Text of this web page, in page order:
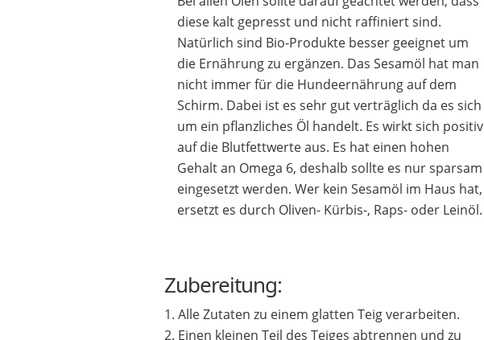
diese kalt gepresst und nicht raffiniert sind.
Natürlich sind Bio-Produkte besser geeignet um
die Ernährung zu ergänzen. Das Sesamöl hat man
nicht immer für die Hundeernährung auf dem
Schirm. Dabei ist es sehr gut verträglich da es sich
um ein pflanzliches Öl handelt. Es wirkt sich positiv
auf die Blutfettwerte aus. Es hat einen hohen
Gehalt an Omega 6, deshalb sollte es nur sparsam
eingesetzt werden. Wer kein Sesamöl im Haus hat,
ersetzt es durch Oliven- Kürbis-, Raps- oder Leinöl.
Zubereitung:
Alle Zutaten zu einem glatten Teig verarbeiten.
Einen kleinen Teil des Teiges abtrennen und zu